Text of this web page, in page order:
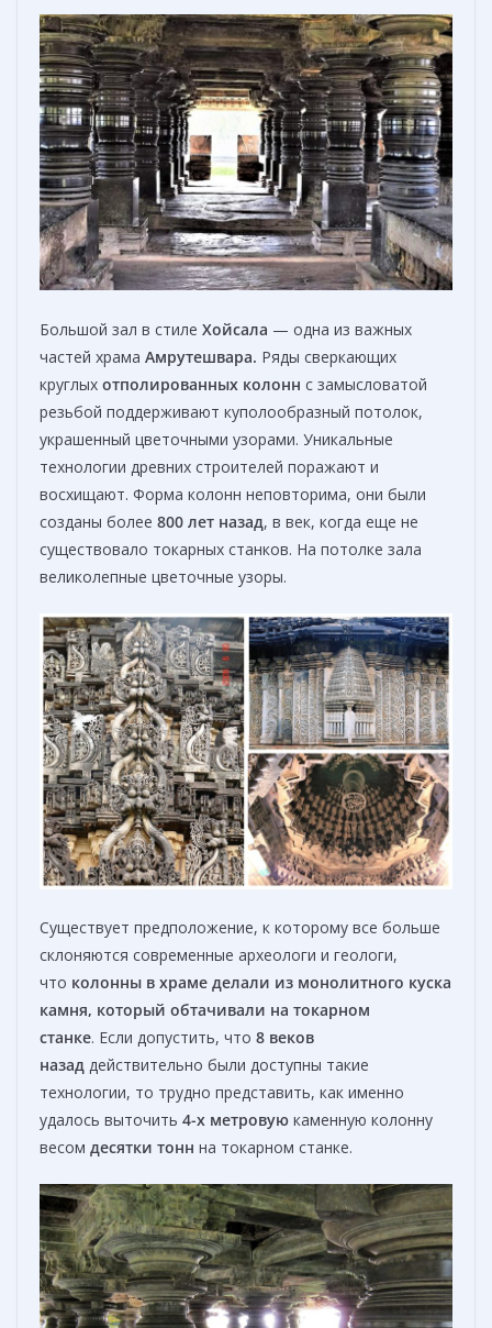
Большой зал в стиле Хойсала — одна из важных
частей храма Амрутешвара. Ряды сверкающих
круглых отполированных колонн с замысловатой
резьбой поддерживают куполообразный потолок,
украшенный цветочными узорами. Уникальные
технологии древних строителей поражают и
восхищают. Форма колонн неповторима, они были
созданы более 800 лет назад, в век, когда еще не
существовало токарных станков. На потолке зала
великолепные цветочные узоры.
Существует предположение, к которому все больше
склоняются современные археологи и геологи,
что колонны в храме делали из монолитного куска
камня, который обтачивали на токарном
станке. Если допустить, что 8 веков
назад действительно были доступны такие
технологии, то трудно представить, как именно
удалось выточить 4-х метровую каменную колонну
весом десятки тонн на токарном станке.